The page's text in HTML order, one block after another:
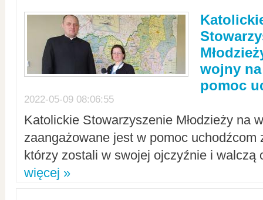
wojny
pomoc
2022-05-09 08:06:55
Katolickie Stowarzyszenie Młodzieży na
zaangażowane jest w pomoc uchodźcom
którzy zostali w swojej ojczyźnie i walczą
więcej »